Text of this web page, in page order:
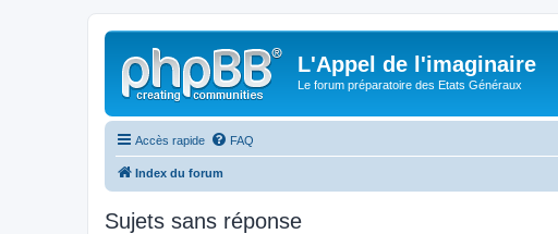
L'Appel de l'imaginaire
Le forum préparatoire des Etats Généraux
Accès rapide FAQ
Index du forum
Sujets sans réponse